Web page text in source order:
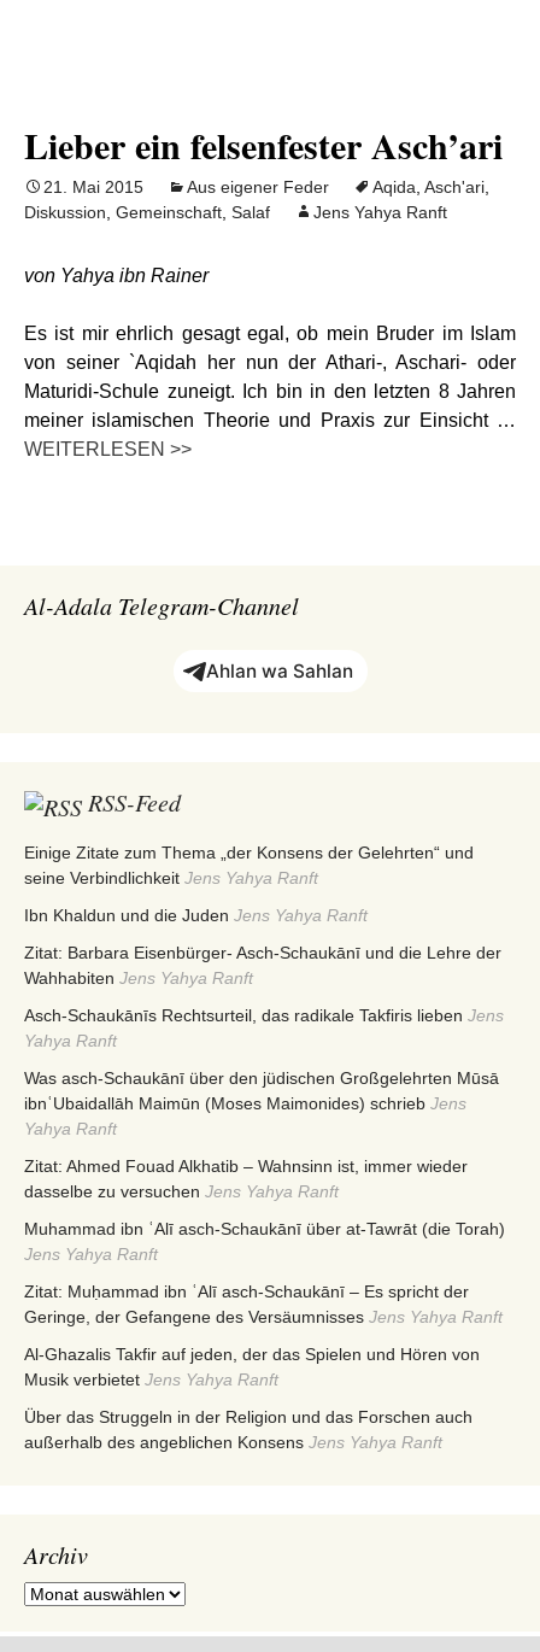
Lieber ein felsenfester Asch’ari
21. Mai 2015 Aus eigener Feder Aqida Asch'ari
Diskussion Gemeinschaft Salaf Jens Yahya Ranft
von Yahya ibn Rainer
Es ist mir ehrlich gesagt egal, ob mein Bruder im Islam
von seiner `Aqidah her nun der Athari-, Aschari- oder
Maturidi-Schule zuneigt. Ich bin in den letzten 8 Jahren
meiner islamischen Theorie und Praxis zur Einsicht …
WEITERLESEN >>
Al-Adala Telegram-Channel
Ahlan wa Sahlan
RSS-Feed
Einige Zitate zum Thema „der Konsens der Gelehrten“ und
seine Verbindlichkeit Jens Yahya Ranft
Ibn Khaldun und die Juden Jens Yahya Ranft
Zitat: Barbara Eisenbürger- Asch-Schaukānī und die Lehre der
Wahhabiten Jens Yahya Ranft
Asch-Schaukānīs Rechtsurteil, das radikale Takfiris lieben Jens
Yahya Ranft
Was asch-Schaukānī über den jüdischen Großgelehrten Mūsā
ibnʿUbaidallāh Maimūn (Moses Maimonides) schrieb Jens
Yahya Ranft
Zitat: Ahmed Fouad Alkhatib – Wahnsinn ist, immer wieder
dasselbe zu versuchen Jens Yahya Ranft
Muhammad ibn ʿAlī asch-Schaukānī über at-Tawrāt (die Torah)
Jens Yahya Ranft
Zitat: Muḥammad ibn ʿAlī asch-Schaukānī – Es spricht der
Geringe, der Gefangene des Versäumnisses Jens Yahya Ranft
Al-Ghazalis Takfir auf jeden, der das Spielen und Hören von
Musik verbietet Jens Yahya Ranft
Über das Struggeln in der Religion und das Forschen auch
außerhalb des angeblichen Konsens Jens Yahya Ranft
Archiv
Archiv